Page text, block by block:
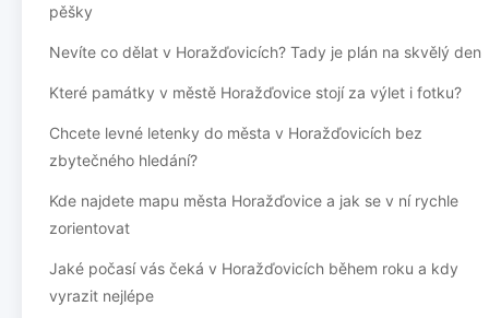
pěšky
Nevíte co dělat v Horažďovicích? Tady je plán na skvělý den
Které památky v městě Horažďovice stojí za výlet i fotku?
Chcete levné letenky do města v Horažďovicích bez
zbytečného hledání?
Kde najdete mapu města Horažďovice a jak se v ní rychle
zorientovat
Jaké počasí vás čeká v Horažďovicích během roku a kdy
vyrazit nejlépe